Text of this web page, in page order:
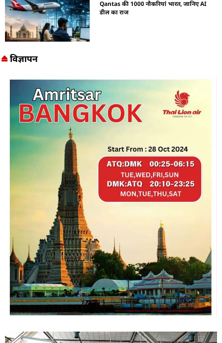
Qantas की 1000 नौकरियां भारत, जानिए AI
डील का राज
विज्ञापन